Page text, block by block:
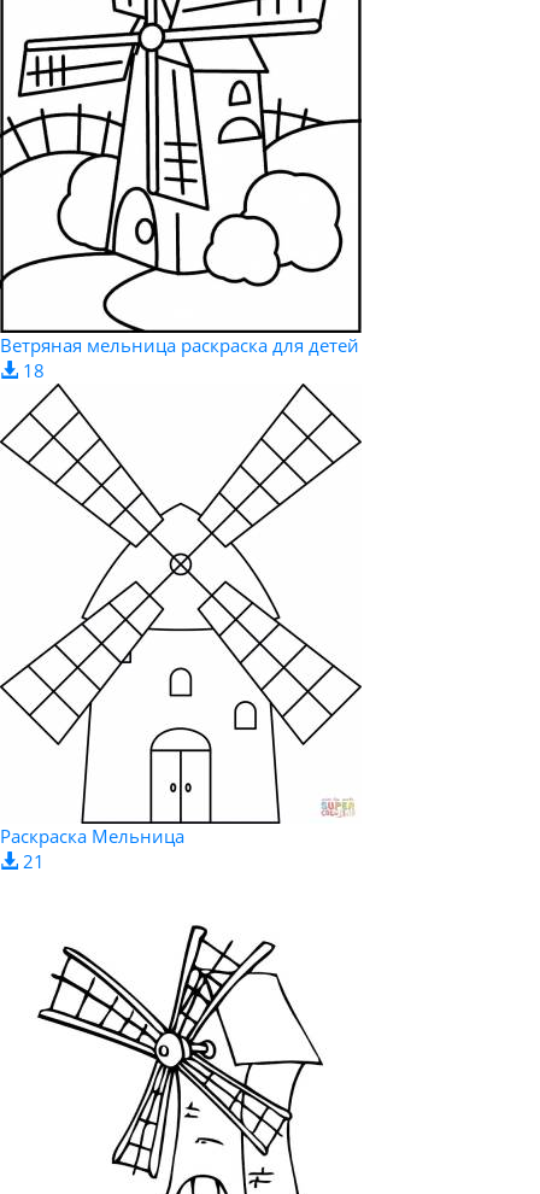
Ветряная мельница раскраска для детей
18
Раскраска Мельница
21